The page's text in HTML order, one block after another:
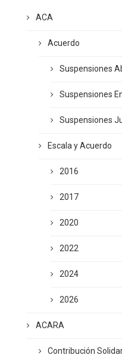
ACA
Acuerdo
Suspensiones
Suspensiones
Suspensiones
Escala y Acuerdo
2016
2017
2020
2022
2024
2026
ACARA
Contribución